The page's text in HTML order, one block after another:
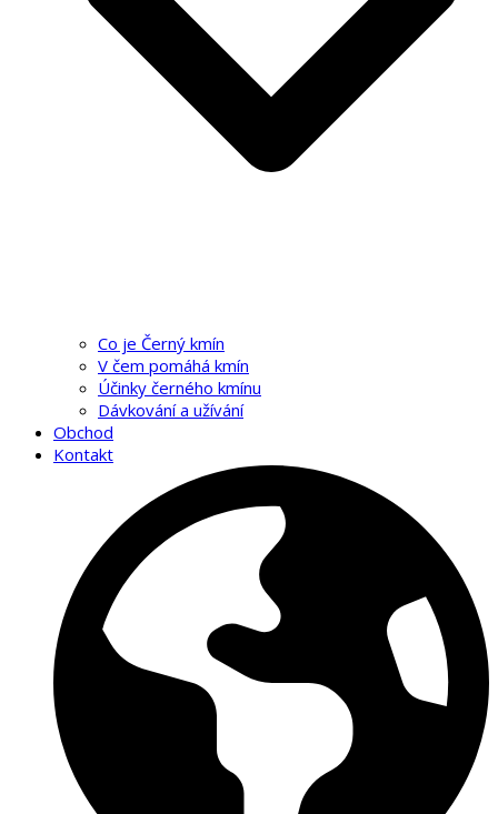
Co je Černý kmín
V čem pomáhá kmín
Účinky černého kmínu
Dávkování a užívání
Obchod
Kontakt